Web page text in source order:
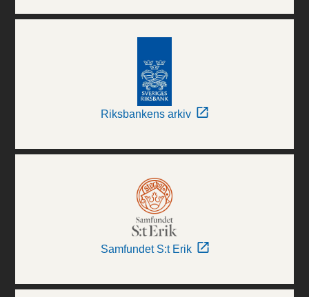
Riksbankens arkiv
Samfundet S:t Erik